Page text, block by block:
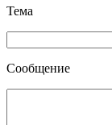
Тема
Сообщение